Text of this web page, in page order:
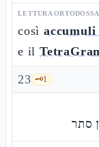
LETTURA ORTODOSSA
così
e il
23 🗝️1
סתר